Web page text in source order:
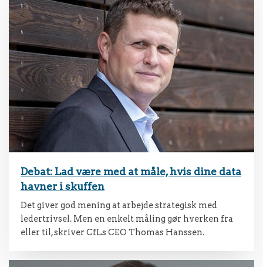
Debat: Lad være med at måle, hvis dine data
havner i skuffen
Det giver god mening at arbejde strategisk med
ledertrivsel. Men en enkelt måling gør hverken fra
eller til, skriver CfLs CEO Thomas Hanssen.